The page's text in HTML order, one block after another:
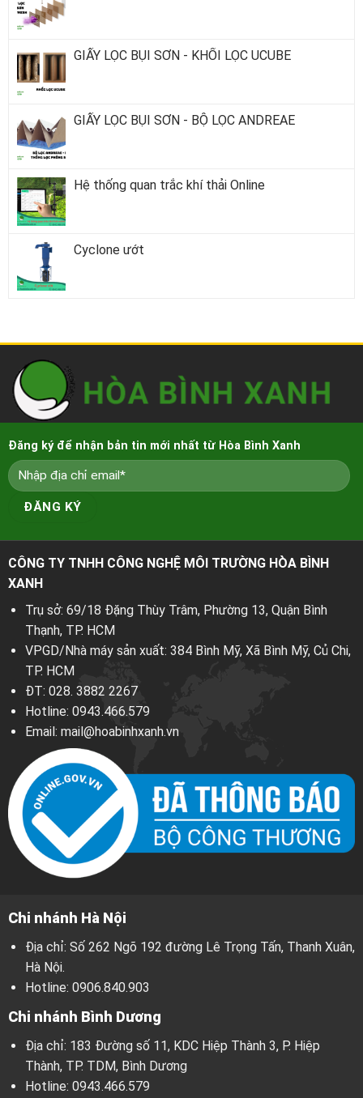
GIẤY LỌC BỤI SƠN - KHỐI LỌC UCUBE
GIẤY LỌC BỤI SƠN - BỘ LỌC ANDREAE
Hệ thống quan trắc khí thải Online
Cyclone ướt
Đăng ký để nhận bản tin mới nhất từ Hòa Bình Xanh
CÔNG TY TNHH CÔNG NGHỆ MÔI TRƯỜNG HÒA BÌNH
XANH
Trụ sở: 69/18 Đặng Thùy Trâm, Phường 13, Quận Bình
Thạnh, TP. HCM
VPGD/Nhà máy sản xuất: 384 Bình Mỹ, Xã Bình Mỹ, Củ Chi,
TP. HCM
ĐT: 028. 3882 2267
Hotline: 0943.466.579
Email: mail@hoabinhxanh.vn
Chi nhánh Hà Nội
Địa chỉ: Số 262 Ngõ 192 đường Lê Trọng Tấn, Thanh Xuân,
Hà Nội.
Hotline: 0906.840.903
Chi nhánh Bình Dương
Địa chỉ: 183 Đường số 11, KDC Hiệp Thành 3, P. Hiệp
Thành, TP. TDM, Bình Dương
Hotline: 0943.466.579